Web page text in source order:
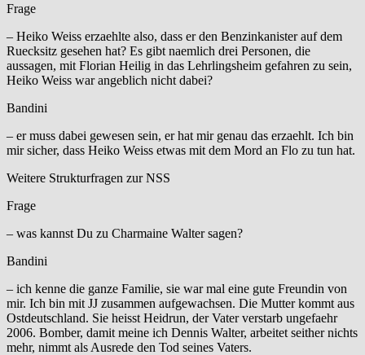
Frage
– Heiko Weiss erzaehlte also, dass er den Benzinkanister auf dem
Ruecksitz gesehen hat? Es gibt naemlich drei Personen, die
aussagen, mit Florian Heilig in das Lehrlingsheim gefahren zu sein,
Heiko Weiss war angeblich nicht dabei?
Bandini
– er muss dabei gewesen sein, er hat mir genau das erzaehlt. Ich bin
mir sicher, dass Heiko Weiss etwas mit dem Mord an Flo zu tun hat.
Weitere Strukturfragen zur NSS
Frage
– was kannst Du zu Charmaine Walter sagen?
Bandini
– ich kenne die ganze Familie, sie war mal eine gute Freundin von
mir. Ich bin mit JJ zusammen aufgewachsen. Die Mutter kommt aus
Ostdeutschland. Sie heisst Heidrun, der Vater verstarb ungefaehr
2006. Bomber, damit meine ich Dennis Walter, arbeitet seither nichts
mehr, nimmt als Ausrede den Tod seines Vaters.